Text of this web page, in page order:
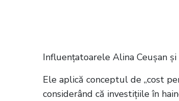
Influențatoarele Alina Ceușan
Ele aplică conceptul de „cost
considerând că investițiile în